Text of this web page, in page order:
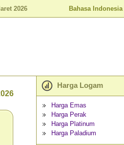
2026 Bahasa Indonesia
Harga Logam
Harga Emas
Harga Perak
Harga Platinum
Harga Paladium